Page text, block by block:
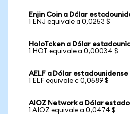
Enjin Coin a Dólar
1 ENJ equivale a 0,0253 $
HoloToken a Dólar
1 HOT equivale a 0,00034 $
AELF a Dólar estadounidense
1 ELF equivale a 0,0589 $
AIOZ Network a Dólar
1 AIOZ equivale a 0,0474 $